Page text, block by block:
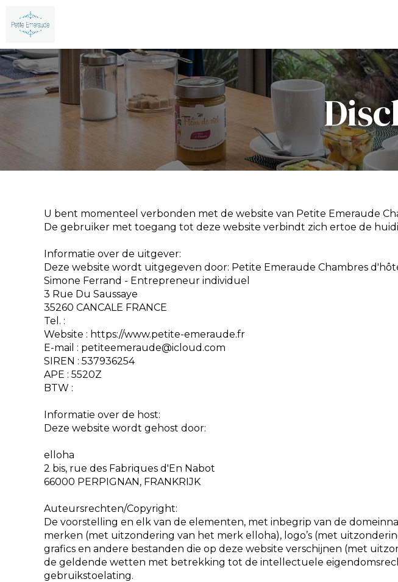
U bent momenteel verbonden met de website van Petite Emeraude
De gebruiker met toegang tot deze website verbindt zich ertoe de
Informatie over de uitgever:
Deze website wordt uitgegeven door: Petite Emeraude Chambres
Simone Ferrand - Entrepreneur individuel
3 Rue Du Saussaye
35260 CANCALE FRANCE
Tel. :
Website : https://www.petite-emeraude.fr
E-mail : petiteemeraude@icloud.com
SIREN : 537936254
APE : 5520Z
BTW :
Informatie over de host:
Deze website wordt gehost door:
elloha
2 bis, rue des Fabriques d'En Nabot
66000 PERPIGNAN, FRANKRIJK
Auteursrechten/Copyright:
De voorstelling en elk van de elementen, met inbegrip van de
merken (met uitzondering van het merk elloha), logo’s (met
grafics en andere bestanden die op deze website verschijnen (met
de geldende wetten met betrekking tot de intellectuele
gebruikstoelating.